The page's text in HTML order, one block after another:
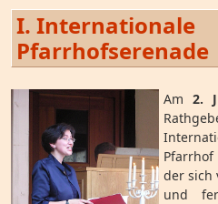
I. Internationale
Pfarrhofserenade
Am 2.
Pfarrhof
der sich
und